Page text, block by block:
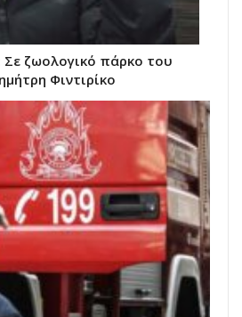
Σε ζωολογικό πάρκο του
Φιντιρίκο